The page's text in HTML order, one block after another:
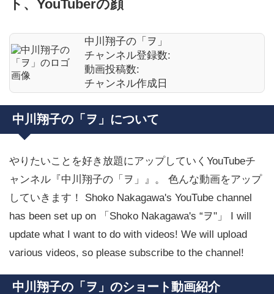
ト、YouTuberの顔
中川翔子の「ヲ」
チャンネル登録数:
動画投稿数:
チャンネル作成日
中川翔子の「ヲ」について
やりたいことを好き放題にアップしていくYouTubeチ
ャンネル『中川翔子の「ヲ」』。 色んな動画をアップ
していきます！ Shoko Nakagawa's YouTube channel
has been set up on 「Shoko Nakagawa's “ヲ"」 I will
update what I want to do with videos! We will upload
various videos, so please subscribe to the channel!
中川翔子の「ヲ」のショート動画紹介